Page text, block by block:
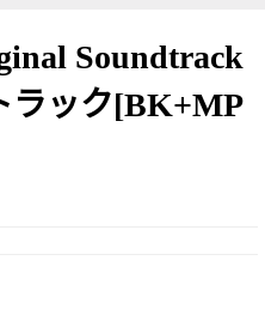
Soundtrack
ラック[BK+MP